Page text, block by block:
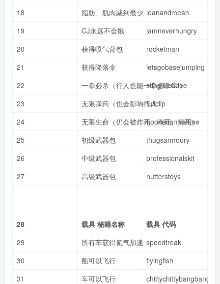
18
脂肪、肌肉减到最少 leanandmean
19
CJ永远不会饿
iamneverhungry
20
获得喷气背包
rocketman
21
获得降落伞
letsgobasejumping
22
一拳必杀（行人也能一拳必杀CJ）
stinglikeabee
23
无限弹药（也会影响行人）
fullclip
24
无限生命（仍会被炸死、淹死、摔死）
noonecanhurtme
25
初级武器包
thugsarmoury
26
中级武器包
professionalskit
27
高级武器包 nutterstoys
28 载具 秘籍名称
载具 代码
29
所有车获得氮气加速 speedfreak
30
船可以飞行
flyingfish
31
车可以飞行
chittychittybangbang